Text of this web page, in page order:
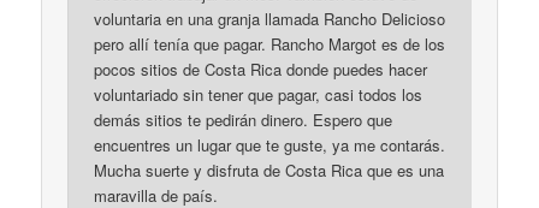
voluntaria en una granja llamada Rancho Delicioso
pero allí tenía que pagar. Rancho Margot es de los
pocos sitios de Costa Rica donde puedes hacer
voluntariado sin tener que pagar, casi todos los
demás sitios te pedirán dinero. Espero que
encuentres un lugar que te guste, ya me contarás.
Mucha suerte y disfruta de Costa Rica que es una
maravilla de país.